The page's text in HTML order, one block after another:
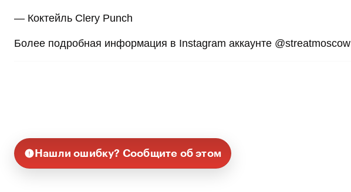
— Коктейль Clery Punch
Более подробная информация в Instagram аккаунте @streatmoscow
Нашли ошибку? Сообщите об этом